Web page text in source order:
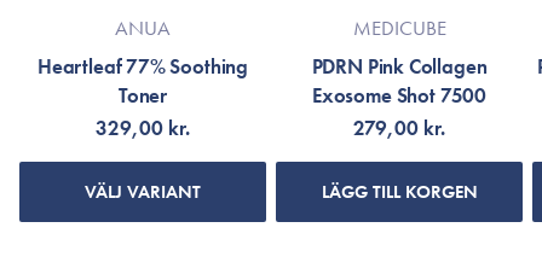
ANUA
Heartleaf 77% Soothing
Toner
329,00 kr.
VÄLJ VARIANT
MEDICUBE
PDRN Pink Collagen
Exosome Shot 7500
279,00 kr.
LÄGG TILL KORGEN